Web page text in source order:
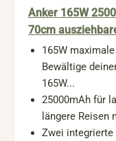
Anker 165W
70cm
165W
Bewältige
165W...
25000mAh für
längere Reisen
Zwei integrierte